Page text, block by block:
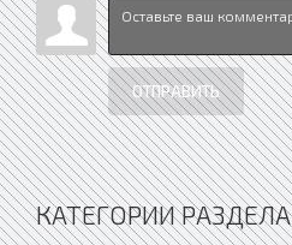
ОТПРАВИТЬ
КАТЕГОРИИ РАЗДЕЛА